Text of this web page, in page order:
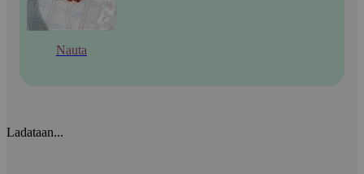
Nauta
Ladataan...